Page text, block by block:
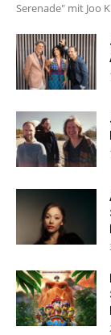
Serenade" mit Joo